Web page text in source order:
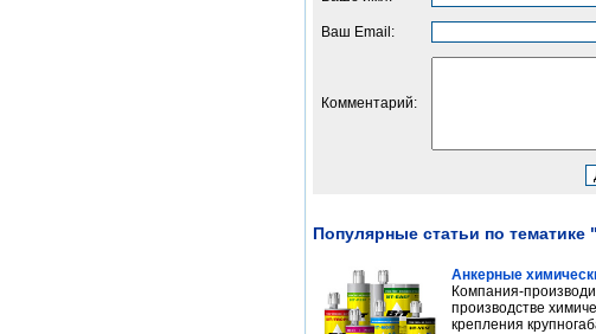
Ваш Email:
Комментарий:
Популярные статьи по
Анкерные
Компания-
производстве
крепления